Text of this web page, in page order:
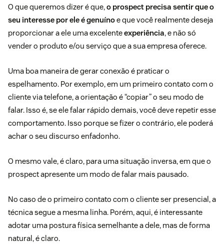
O que queremos dizer é que,o prospect precisa sentir que o
seu interesse por ele é genuínoe que você realmente deseja
proporcionar a ele uma excelenteexperiência, e não só
vender o produto e/ou serviço que a sua empresa oferece.
Uma boa maneira de gerar conexão é praticar o
espelhamento. Por exemplo, em um primeiro contato com o
cliente via telefone, a orientação é “copiar” o seu modo de
falar. Isso é, se ele falar rápido demais, você deve repetir esse
comportamento. Isso porque se fizer o contrário, ele poderá
achar o seu discurso enfadonho.
O mesmo vale, é claro, para uma situação inversa, em que o
prospect apresente um modo de falar mais pausado.
No caso de o primeiro contato com o cliente ser presencial, a
técnica segue a mesma linha. Porém, aqui, é interessante
adotar uma postura física semelhante a dele, mas de forma
natural, é claro.